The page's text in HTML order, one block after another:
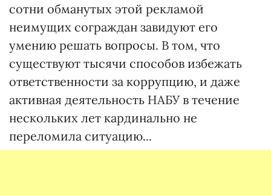
сотни обманутых этой рекламой
неимущих сограждан завидуют его
умению решать вопросы. В том, что
существуют тысячи способов избежать
ответственности за коррупцию, и даже
активная деятельность НАБУ в течение
нескольких лет кардинально не
переломила ситуацию...